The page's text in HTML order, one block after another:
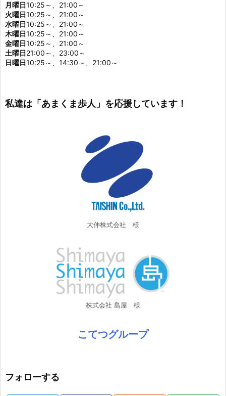
月曜日10:25～、21:00～
火曜日10:25～、21:00～
水曜日10:25～、21:00～
木曜日10:25～、21:00～
金曜日10:25～、21:00～
土曜日21:00～、23:00～
日曜日10:25～、14:30～、21:00～
私達は「あまくま歩人」を応援しています！
大伸株式会社 様
株式会社 島屋 様
こてつグループ
フォローする